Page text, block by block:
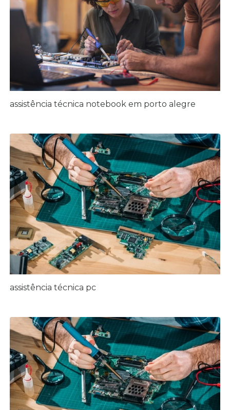
assistência técnica notebook em porto alegre
assistência técnica pc